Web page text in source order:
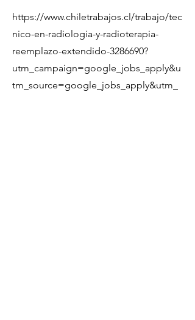
https://www.chiletrabajos.cl/trabajo/tec
nico-en-radiologia-y-radioterapia-
reemplazo-extendido-3286690?
utm_campaign=google_jobs_apply&u
tm_source=google_jobs_apply&utm_